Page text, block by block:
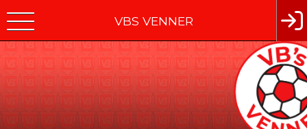
VBS VENNER